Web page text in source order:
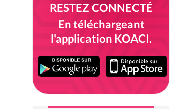
RESTEZ CONNECTÉ
En téléchargeant
l'application KOACI.